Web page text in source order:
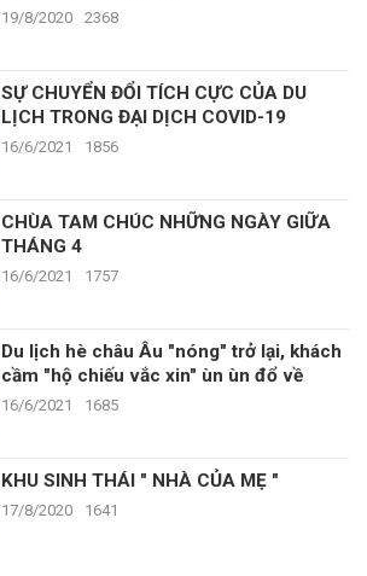
19/8/2020 2368
SỰ CHUYỂN ĐỔI TÍCH CỰC CỦA DU
LỊCH TRONG ĐẠI DỊCH COVID-19
16/6/2021 1856
CHÙA TAM CHÚC NHỮNG NGÀY GIỮA
THÁNG 4
16/6/2021 1757
Du lịch hè châu Âu "nóng" trở lại, khách
cầm "hộ chiếu vắc xin" ùn ùn đổ về
16/6/2021 1685
KHU SINH THÁI " NHÀ CỦA MẸ "
17/8/2020 1641